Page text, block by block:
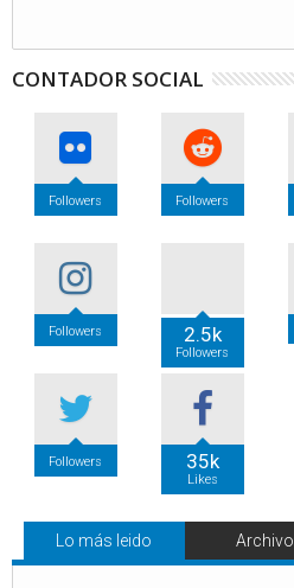
CONTADOR SOCIAL
Followers Followers
Followers 2.5k
Followers
Followers 35k
Likes
Lo más leido Archivo